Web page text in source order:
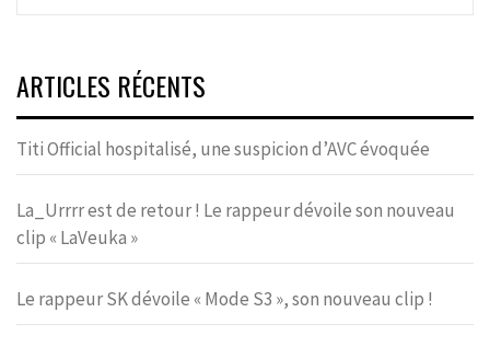
ARTICLES RÉCENTS
Titi Official hospitalisé, une suspicion d’AVC évoquée
La_Urrrr est de retour ! Le rappeur dévoile son nouveau
clip « LaVeuka »
Le rappeur SK dévoile « Mode S3 », son nouveau clip !